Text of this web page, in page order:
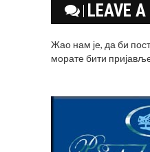
LEAVE
Жао нам је, да би
моратебити